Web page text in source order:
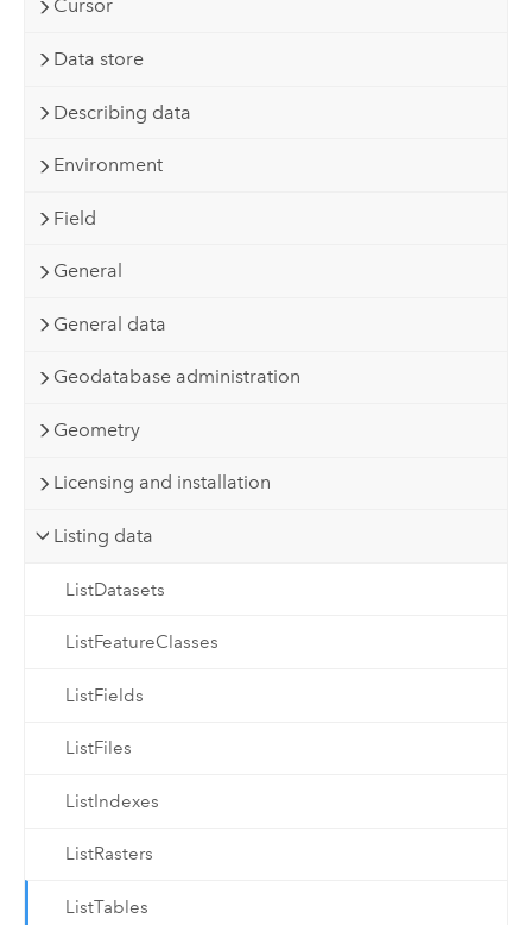
Cursor
Data store
Describing data
Environment
Field
General
General data
Geodatabase administration
Geometry
Licensing and installation
Listing data
ListDatasets
ListFeatureClasses
ListFields
ListFiles
ListIndexes
ListRasters
ListTables